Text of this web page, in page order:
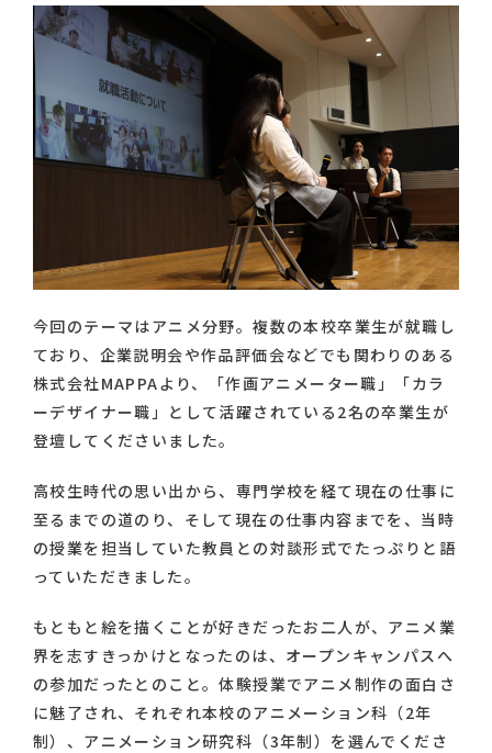
今回のテーマはアニメ分野。複数の本校卒業生が就職し
ており、企業説明会や作品評価会などでも関わりのある
株式会社MAPPAより、「作画アニメーター職」「カラ
ーデザイナー職」として活躍されている2名の卒業生が
登壇してくださいました。
高校生時代の思い出から、専門学校を経て現在の仕事に
至るまでの道のり、そして現在の仕事内容までを、当時
の授業を担当していた教員との対談形式でたっぷりと語
っていただきました。
もともと絵を描くことが好きだったお二人が、アニメ業
界を志すきっかけとなったのは、オープンキャンパスへ
の参加だったとのこと。体験授業でアニメ制作の面白さ
に魅了され、それぞれ本校のアニメーション科（2年
制）、アニメーション研究科（3年制）を選んでくださ